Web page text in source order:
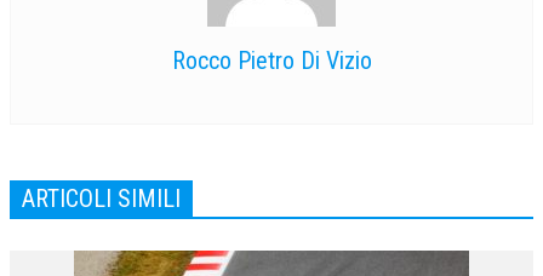
Rocco Pietro Di Vizio
ARTICOLI SIMILI